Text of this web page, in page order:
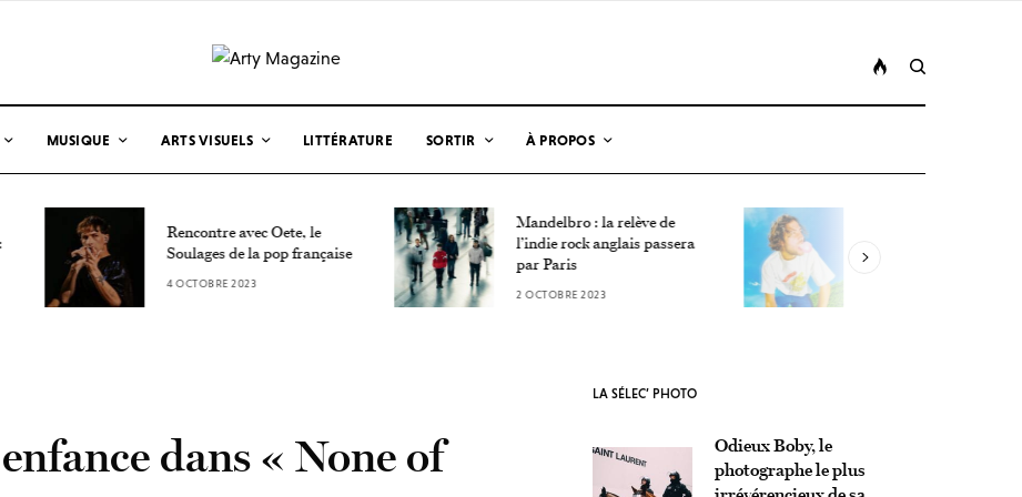
MUSIQUE ARTS VISUELS LITTÉRATURE SORTIR À PROPOS
Rencontre avec Oete, le
Soulages de la pop française
4 OCTOBRE 2023
Mandelbro : la relève de
l’indie rock anglais passera
par Paris
2 OCTOBRE 2023
Miel de Montagne : « J’ai
longtemps idéalisé l’amour »
24 SEPTEMBRE 2023
dans « None of
LA SÉLEC’ PHOTO
Odieux Boby, le
photographe le plus